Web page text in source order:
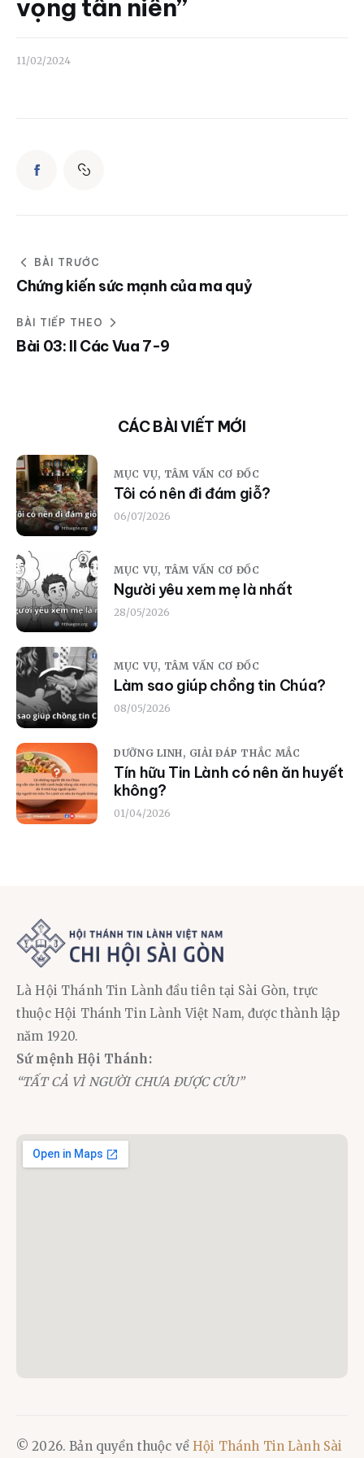
vọng tân niên”
11/02/2024
BÀI TRƯỚC
Chứng kiến sức mạnh của ma quỷ
BÀI TIẾP THEO
Bài 03: II Các Vua 7-9
CÁC BÀI VIẾT MỚI
MỤC VỤ, TÂM VẤN CƠ ĐỐC
Tôi có nên đi đám giỗ?
06/07/2026
MỤC VỤ, TÂM VẤN CƠ ĐỐC
Người yêu xem mẹ là nhất
28/05/2026
MỤC VỤ, TÂM VẤN CƠ ĐỐC
Làm sao giúp chồng tin Chúa?
08/05/2026
DƯỠNG LINH, GIẢI ĐÁP THẮC MẮC
Tín hữu Tin Lành có nên ăn huyết
không?
01/04/2026
Là Hội Thánh Tin Lành đầu tiên tại Sài Gòn, trực
thuộc Hội Thánh Tin Lành Việt Nam, được thành lập
năm 1920.
Sứ mệnh Hội Thánh:
“TẤT CẢ VÌ NGƯỜI CHƯA ĐƯỢC CỨU”
© 2026. Bản quyền thuộc về Hội Thánh Tin Lành Sài